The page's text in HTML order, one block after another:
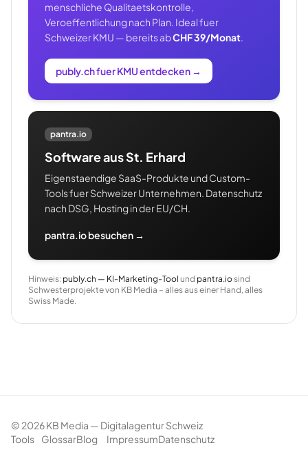
menschliche Qualitaetskontrolle,
Veroeffentlichung nach Plan. Ideal fuer
Schweizer KMU — bereits abCHF 39/Monat.
publy.ch fuer KMU entdecken →
pantra.io
Software aus St. Erhard
Eigenstaendige SaaS-Produkte und Custom-
Tools fuer Schweizer Unternehmen. Datenschutz
nach DSG, Hosting in der EU/CH.
pantra.io besuchen →
Hinweis: publy.ch — KI-Marketing-Tool und pantra.iosind
Schwesterprojekte von KB Media – alles aus einer Hand, alles
Swiss Made.
© 2026KB Media — Digitalagentur Schweiz
Tools
GlossarBlog ImpressumDatenschutz